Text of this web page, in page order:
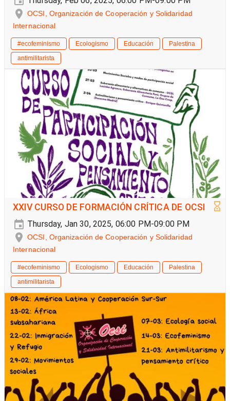
OCSI, Organización de Cooperación y Solidaridad
Internacional
#ecofeminismo Ecologismo Educación
Palestina
antimilitarista
XXIV CURSO DE FORMACIÓN CRÍTICA DE OCSI
Thursday, Jan 30, 2025, 06:00 PM-09:00 PM
OCSI, Organización de Cooperación y Solidaridad
Internacional
#ecofeminismo Ecologismo Educación
Palestina
antimilitarista